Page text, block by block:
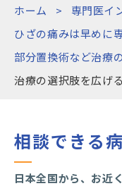
ホーム
専門医イ
ひざの痛みは早めに
部分置換術など治療
治療の選択肢を広げ
相談できる
日本全国から、お近